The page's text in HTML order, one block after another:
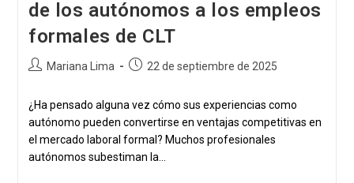
de los autónomos a los empleos
formales de CLT
Autor
la
publicación:
Mariana Lima
Publicación
22 de septiembre de 2025
¿Ha pensado alguna vez cómo sus experiencias como
autónomo pueden convertirse en ventajas competitivas en
el mercado laboral formal? Muchos profesionales
autónomos subestiman la...